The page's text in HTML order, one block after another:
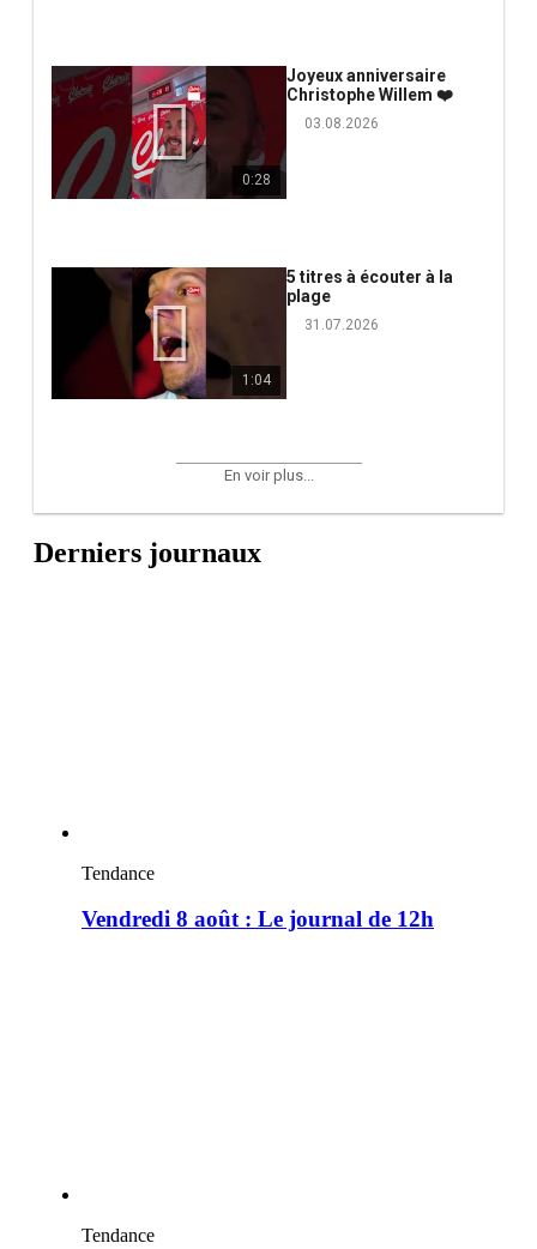
0:28
Joyeux anniversaire
Christophe Willem ❤️
03.08.2026
1:04
5 titres à écouter à la
plage
31.07.2026
En voir plus...
Derniers journaux
Tendance
Vendredi 8 août : Le journal de 12h
Tendance